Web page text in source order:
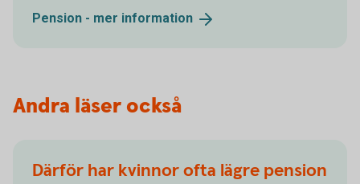
Pension - mer information
Andra läser också
Därför har kvinnor ofta lägre pension